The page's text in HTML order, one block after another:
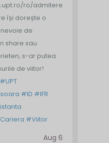
ro/admitere/
își dorește o
de
share sau
s-ar putea
de viitor!
#UPT
#ID #IFR
#Viitor
Aug 6